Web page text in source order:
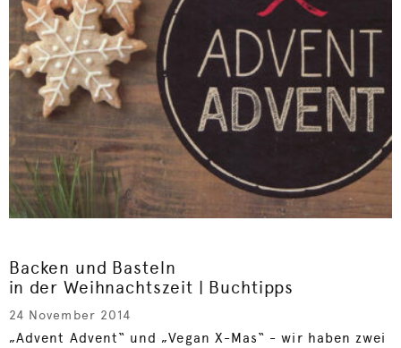
Backen und Basteln
in der Weihnachtszeit | Buchtipps
24 November 2014
„Advent Advent“ und „Vegan X-Mas“ - wir haben zwei